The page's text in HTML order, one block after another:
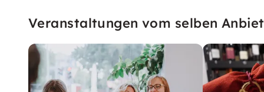
Veranstaltungen vom selben